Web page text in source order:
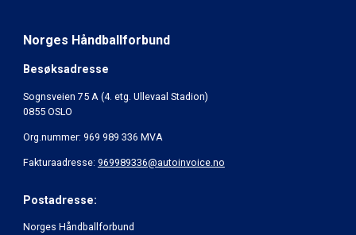
Norges Håndballforbund
Besøksadresse
Sognsveien 75 A (4. etg. Ullevaal Stadion)
0855 OSLO
Org.nummer: 969 989 336 MVA
Fakturaadresse: 969989336@autoinvoice.no
Postadresse:
Norges Håndballforbund